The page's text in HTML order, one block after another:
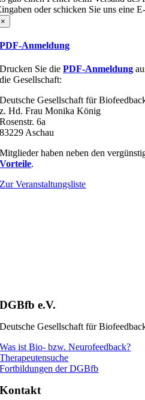
oder schicken Sie uns eine
×
PDF-Anmeldung
Drucken Sie die PDF-Anmeldung
die Gesellschaft:
Deutsche Gesellschaft für
z. Hd. Frau Monika König
Rosenstr. 6a
83229 Aschau
Mitglieder haben neben den
Vorteile.
Zur Veranstaltungsliste
DGBfb e.V.
Deutsche Gesellschaft für
Was ist Bio- bzw. Neurofeedback?
Therapeutensuche
Fortbildungen der DGBfb
Kontakt